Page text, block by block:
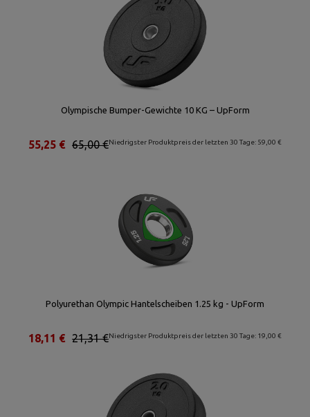
Olympische Bumper-Gewichte 10 KG – UpForm
Niedrigster Produktpreis der letzten 30 Tage: 59,00 €
65,00 €
55,25 €
Polyurethan Olympic Hantelscheiben 1.25 kg - UpForm
Niedrigster Produktpreis der letzten 30 Tage: 19,00 €
21,31 €
18,11 €